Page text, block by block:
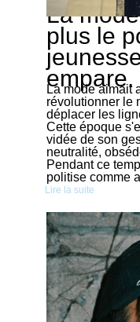
La
plus le
empare.
La mode aimait
révolutionner le
déplacer les
Cette époque
vidée de son
neutralité,
Pendant ce
politise comme
Lire la suite